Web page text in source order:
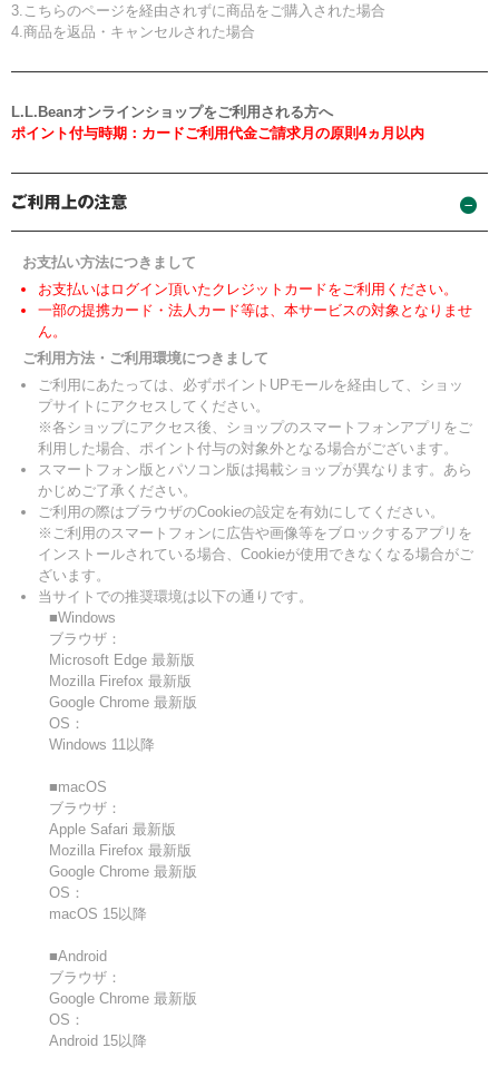
3.こちらのページを経由されずに商品をご購入された場合
4.商品を返品・キャンセルされた場合
L.L.Beanオンラインショップをご利用される方へ
ポイント付与時期：カードご利用代金ご請求月の原則4ヵ月以内
お支払い方法につきまして
お支払いはログイン頂いたクレジットカードをご利用ください。
一部の提携カード・法人カード等は、本サービスの対象となりませ
ん。
ご利用方法・ご利用環境につきまして
ご利用にあたっては、必ずポイントUPモールを経由して、ショッ
プサイトにアクセスしてください。
※各ショップにアクセス後、ショップのスマートフォンアプリをご
利用した場合、ポイント付与の対象外となる場合がございます。
スマートフォン版とパソコン版は掲載ショップが異なります。あら
かじめご了承ください。
ご利用の際はブラウザのCookieの設定を有効にしてください。
※ご利用のスマートフォンに広告や画像等をブロックするアプリを
インストールされている場合、Cookieが使用できなくなる場合がご
ざいます。
当サイトでの推奨環境は以下の通りです。
■Windows
ブラウザ：
Microsoft Edge 最新版
Mozilla Firefox 最新版
Google Chrome 最新版
OS：
Windows 11以降
■macOS
ブラウザ：
Apple Safari 最新版
Mozilla Firefox 最新版
Google Chrome 最新版
OS：
macOS 15以降
■Android
ブラウザ：
Google Chrome 最新版
OS：
Android 15以降